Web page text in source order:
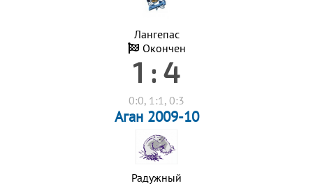
Лангепас
Окончен
1 : 4
0:0, 1:1, 0:3
Аган 2009-10
Радужный